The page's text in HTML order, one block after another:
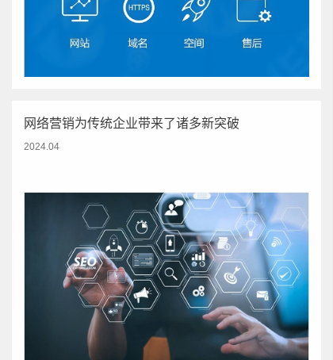
网络营销为传统企业带来了诸多新突破
2024.04